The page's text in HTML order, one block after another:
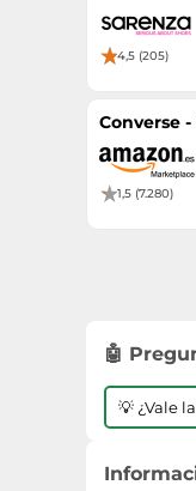
4,5 (205)
Converse
1,5 (7.280)
🤖
💡 ¿Vale